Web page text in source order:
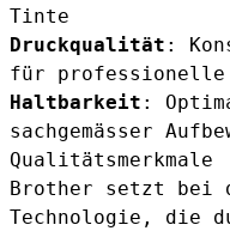
Tinte
Druckqualität :
für professionelle
Haltbarkeit :
sachgemässer
Qualitätsmerkmale
Brother setzt bei
Technologie, die